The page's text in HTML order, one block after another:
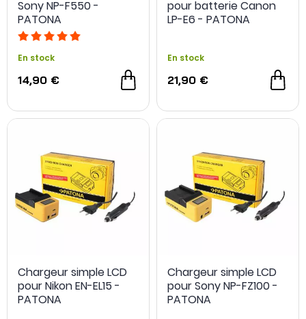
Sony NP-F550 -
PATONA
En stock
14,90 €
pour batterie Canon
LP-E6 - PATONA
En stock
21,90 €
Chargeur simple LCD
pour Nikon EN-EL15 -
PATONA
Chargeur simple LCD
pour Sony NP-FZ100 -
PATONA